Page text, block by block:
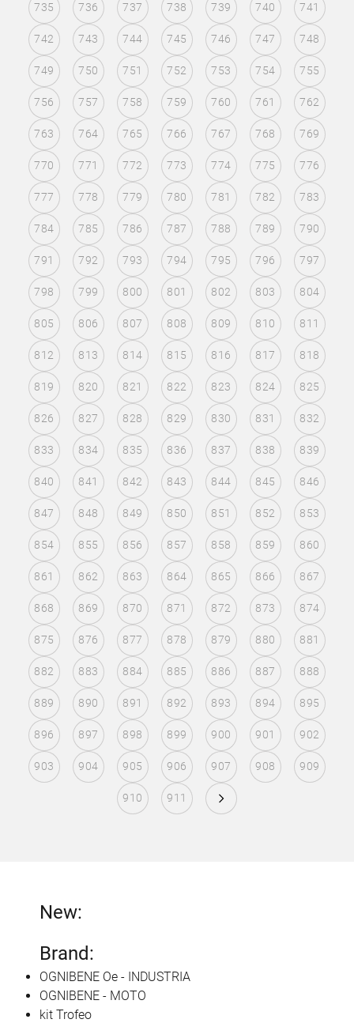
735 736 737 738 739 740 741
742 743 744 745 746 747 748
749 750 751 752 753 754 755
756 757 758 759 760 761 762
763 764 765 766 767 768 769
770 771 772 773 774 775 776
777 778 779 780 781 782 783
784 785 786 787 788 789 790
791 792 793 794 795 796 797
798 799 800 801 802 803 804
805 806 807 808 809 810 811
812 813 814 815 816 817 818
819 820 821 822 823 824 825
826 827 828 829 830 831 832
833 834 835 836 837 838 839
840 841 842 843 844 845 846
847 848 849 850 851 852 853
854 855 856 857 858 859 860
861 862 863 864 865 866 867
868 869 870 871 872 873 874
875 876 877 878 879 880 881
882 883 884 885 886 887 888
889 890 891 892 893 894 895
896 897 898 899 900 901 902
903 904 905 906 907 908 909
910 911
New:
Brand:
OGNIBENE Oe - INDUSTRIA
OGNIBENE - MOTO
kit Trofeo